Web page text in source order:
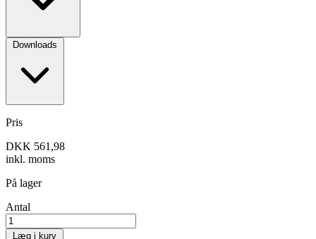
Downloads
Pris
DKK 561,98
inkl. moms
På lager
Antal
Læg i kurv